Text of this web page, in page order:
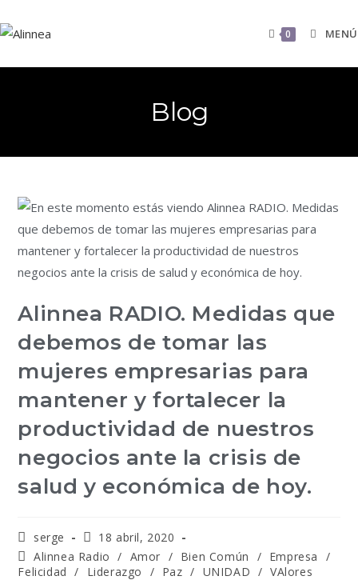
0 MENÚ
Blog
Alinnea RADIO. Medidas que
debemos de tomar las
mujeres empresarias para
mantener y fortalecer la
productividad de nuestros
negocios ante la crisis de
salud y económica de hoy.
serge
18 abril, 2020
Alinnea Radio
/ Amor / Bien Común / Empresa
/
Felicidad
/ Liderazgo / Paz / UNIDAD / VAlores